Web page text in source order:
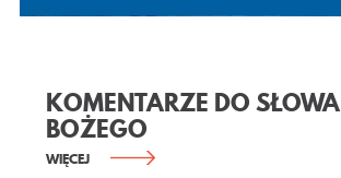
KOMENTARZE DO SŁOWA
BOŻEGO
WIĘCEJ